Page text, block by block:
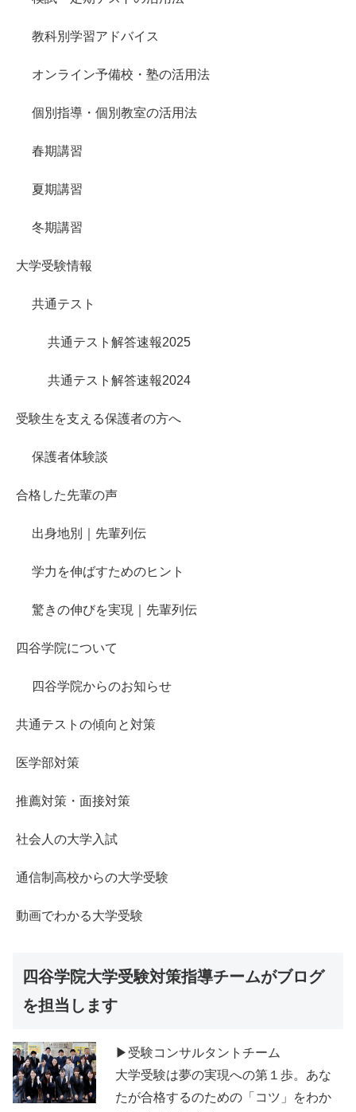
教科別学習アドバイス
オンライン予備校・塾の活用法
個別指導・個別教室の活用法
春期講習
夏期講習
冬期講習
大学受験情報
共通テスト
共通テスト解答速報2025
共通テスト解答速報2024
受験生を支える保護者の方へ
保護者体験談
合格した先輩の声
出身地別｜先輩列伝
学力を伸ばすためのヒント
驚きの伸びを実現｜先輩列伝
四谷学院について
四谷学院からのお知らせ
共通テストの傾向と対策
医学部対策
推薦対策・面接対策
社会人の大学入試
通信制高校からの大学受験
動画でわかる大学受験
四谷学院大学受験対策指導チームがブログ
を担当します
▶受験コンサルタントチーム
大学受験は夢の実現への第１歩。あな
たが合格するのための「コツ」をわか